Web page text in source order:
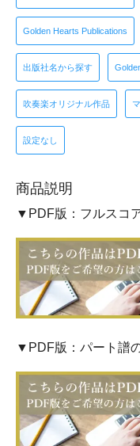
Golden Hearts Publications
出版社名から探す
吹奏楽オリジナル作品
設定なし
商品説明
▼PDF版：フルスコ
▼PDF版：パート譜